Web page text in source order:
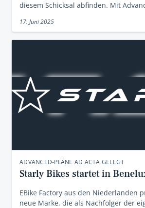
diesem Schicksal abfinden. Mit
17. Juni 2025
ADVANCED-PLÄNE AD ACTA GELEGT
Starly Bikes startet in
EBike Factory aus den Niederlanden
neue Marke, die als Nachfolger der